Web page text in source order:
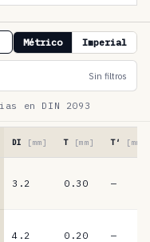
Métrico Imperial
Sin filtros
en DIN 2093
DI [mm] T [mm] T′ [mm]
3.2 0.30 —
4.2 0.20 —